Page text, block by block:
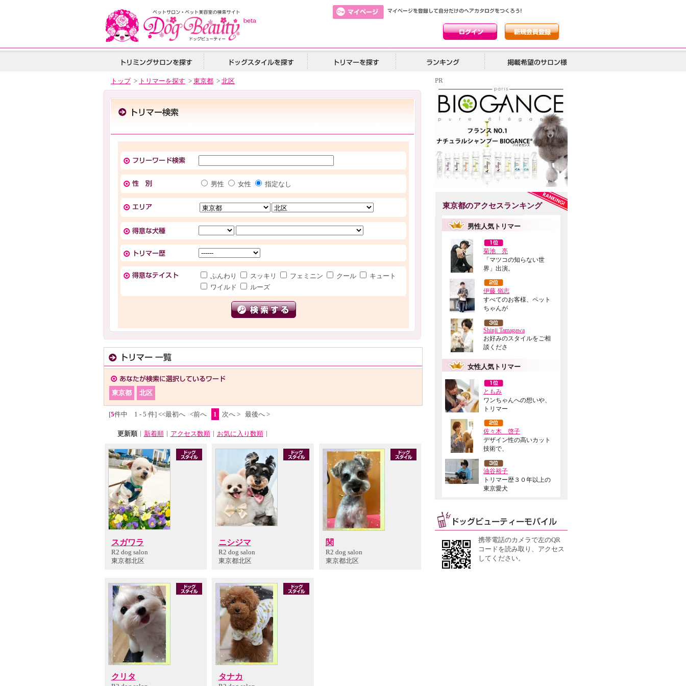
トップ> トリマーを探す > 東京都 > 北区
男性 女性 指定なし
ふんわり スッキリ フェミニン クール
キュート
ワイルド
ルーズ
東京都 北区
[5件中 1 - 5 件] <<最初へ <前へ 1 次へ > 最後へ >
更新順 | 新着順 | アクセス数順 | お気に入り数順 |
スガワラ
R2 dog salon
東京都北区
ニシジマ
R2 dog salon
東京都北区
関
R2 dog salon
東京都北区
クリタ タナカ
PR
東京都のアクセスランキング
男性人気トリマー
菊池 亮
「マツコの知らない世
界」出演。
伊藤 嶺志
すべてのお客様、ペット
ちゃんが
Shinji Tamagawa
お好みのスタイルをご相
談くださ
女性人気トリマー
ともみ
ワンちゃんへの想いや、
トリマー
佐々木 啓子
デザイン性の高いカット
技術で、
油谷裕子
トリマー歴３０年以上の
東京愛犬
携帯電話のカメラで左のQR
コードを読み取り、アクセス
してください。